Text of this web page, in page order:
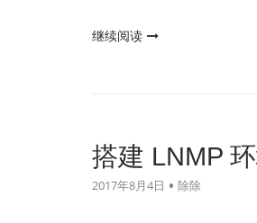
"Linux
MySQL
5.6"
继续阅读
搭建 LNMP
2017年8月4日 除除